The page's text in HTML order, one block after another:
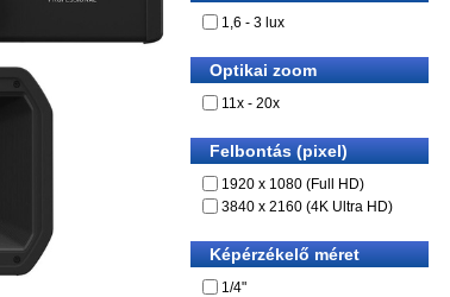
1,6 - 3 lux
Optikai zoom
11x - 20x
Felbontás (pixel)
1920 x 1080 (Full HD)
3840 x 2160 (4K Ultra HD)
Képérzékelő méret
1/4"